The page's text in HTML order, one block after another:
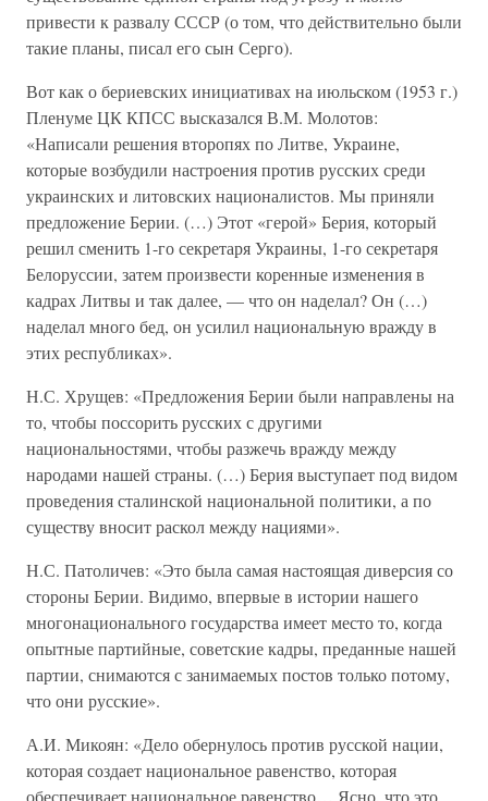
привести к развалу СССР (о том, что действительно были
такие планы, писал его сын Серго).
Вот как о бериевских инициативах на июльском (1953 г.)
Пленуме ЦК КПСС высказался В.М. Молотов:
«Написали решения второпях по Литве, Украине,
которые возбудили настроения против русских среди
украинских и литовских националистов. Мы приняли
предложение Берии. (…) Этот «герой» Берия, который
решил сменить 1-го секретаря Украины, 1-го секретаря
Белоруссии, затем произвести коренные изменения в
кадрах Литвы и так далее, — что он наделал? Он (…)
наделал много бед, он усилил национальную вражду в
этих республиках».
Н.С. Хрущев: «Предложения Берии были направлены на
то, чтобы поссорить русских с другими
национальностями, чтобы разжечь вражду между
народами нашей страны. (…) Берия выступает под видом
проведения сталинской национальной политики, а по
существу вносит раскол между нациями».
Н.С. Патоличев: «Это была самая настоящая диверсия со
стороны Берии. Видимо, впервые в истории нашего
многонационального государства имеет место то, когда
опытные партийные, советские кадры, преданные нашей
партии, снимаются с занимаемых постов только потому,
что они русские».
А.И. Микоян: «Дело обернулось против русской нации,
которая создает национальное равенство, которая
обеспечивает национальное равенство… Ясно, что это